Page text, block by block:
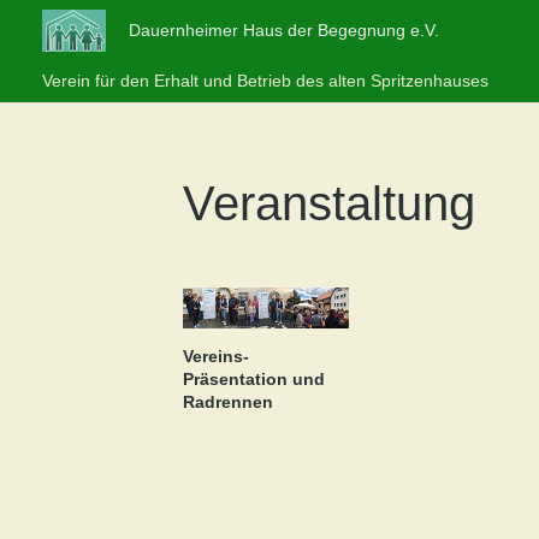
Dauernheimer Haus der Begegnung e.V.
Verein für den Erhalt und Betrieb des alten Spritzenhauses
Veranstaltung
Vereins-
Präsentation und
Radrennen